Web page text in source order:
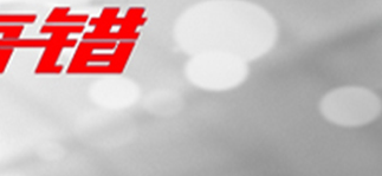
韩国-免税店
￥220万+销售奖金
新西兰-农业工